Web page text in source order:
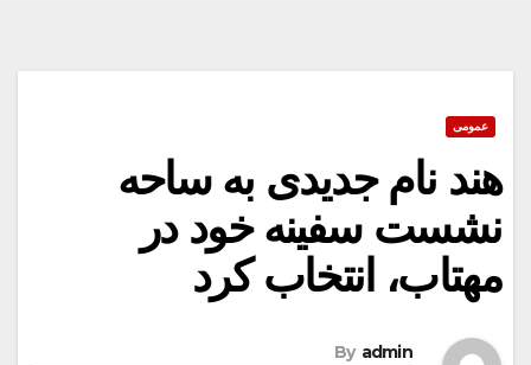
عمومی
هند نام جدیدی به ساحه
نشست سفینه خود در
مهتاب، انتخاب کرد
By admin